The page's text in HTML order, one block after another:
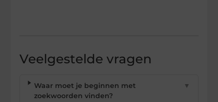
Veelgestelde vragen
Waar moet je beginnen met
zoekwoorden vinden?
▼